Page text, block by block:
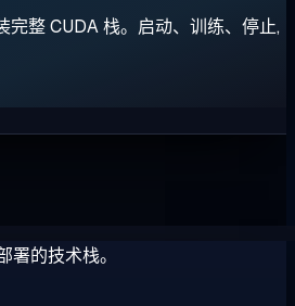
整 CUDA 栈。启动、训练、停止,
的技术栈。